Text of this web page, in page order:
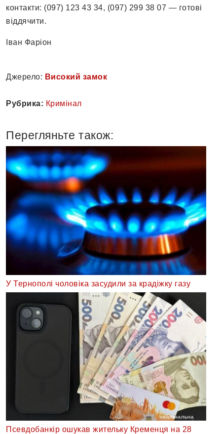
контакти: (097) 123 43 34, (097) 299 38 07 — готові
віддячити.
Іван Фаріон
Джерело: Високий замок
Рубрика: Кримінал
Перегляньте також:
У Тернополі чоловіка засудили за крадіжку газу
Псевдобанкір ошукав жительку Кременця на 28